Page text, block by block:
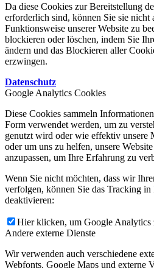
Da diese Cookies zur Bereitstellung
erforderlich sind, können Sie sie nicht
Funktionsweise unserer Website zu
blockieren oder löschen, indem Sie
ändern und das Blockieren aller
erzwingen.
Datenschutz
Google Analytics Cookies
Diese Cookies sammeln
Form verwendet werden, um zu
genutzt wird oder wie effektiv unsere
oder um uns zu helfen, unsere
anzupassen, um Ihre Erfahrung zu
Wenn Sie nicht möchten, dass wir
verfolgen, können Sie das Tracking
deaktivieren:
Hier klicken, um Google Analytics
Andere externe Dienste
Wir verwenden auch verschiedene
Webfonts, Google Maps und externe